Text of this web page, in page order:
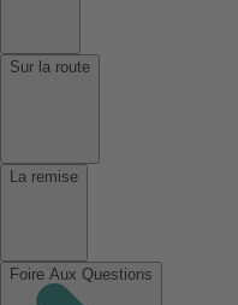
Sur la route
La remise
Foire Aux Questions